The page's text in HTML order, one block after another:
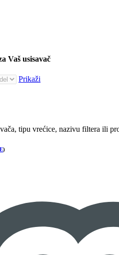
Vaš usisavač
Prikaži
tipu vrećice, nazivu filtera ili
)